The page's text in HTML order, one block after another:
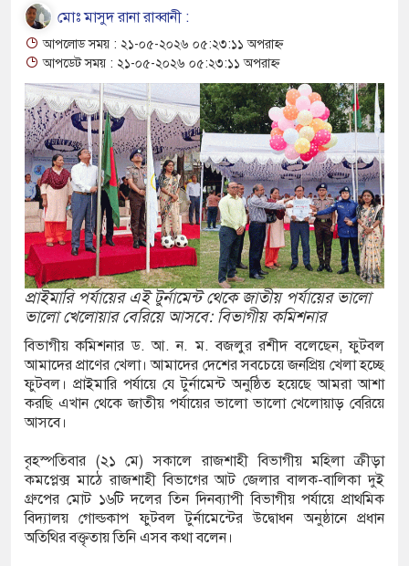
অনিশ্চয়তা, এ বছর নাও হতে পারে: তামিম
বিজিবির অভিযানে বিপুল ভারতীয় মাদক ও
জব্দ
এসএসসি ও সমমানের ফল প্রকাশ- পাসের হার
৫ পেয়েছে ২০৫ জন
মাছ ধরতে গিয়ে বিদ্যুৎস্পৃষ্টে জেলের মৃত্যু, আহত ৩
৫ লাখ ৯৬ হাজার ইয়াবা ও অস্ত্র উদ্ধার, আটক ২
তাৎপর্য ও শিক্ষা : হাফিজ মাছুম আহমদ
বোর্ডের ৫টি স্কুলের সবাই ফেল
অভিযানে হেরোইন-ইয়াবাসহ দুই যুবক গ্রেপ্তার
এসএসসির ফলাফলে বড় ধরনের অবনতি
মোঃ মাসুদ রানা রাব্বানী :
আপলোড সময় : ২১-০৫-২০২৬ ০৫:২৩:১১ অপরাহ্ন
আপডেট সময় : ২১-০৫-২০২৬ ০৫:২৩:১১ অপরাহ্ন
প্রাইমারি পর্যায়ের এই টুর্নামেন্ট থেকে জাতীয় পর্যায়ের ভালো
ভালো খেলোয়ার বেরিয়ে আসবে: বিভাগীয় কমিশনার
বিভাগীয় কমিশনার ড. আ. ন. ম. বজলুর রশীদ বলেছেন, ফুটবল
আমাদের প্রাণের খেলা। আমাদের দেশের সবচেয়ে জনপ্রিয় খেলা হচ্ছে
ফুটবল। প্রাইমারি পর্যায়ে যে টুর্নামেন্ট অনুষ্ঠিত হয়েছে আমরা আশা
করছি এখান থেকে জাতীয় পর্যায়ের ভালো ভালো খেলোয়াড় বেরিয়ে
আসবে।
বৃহস্পতিবার (২১ মে) সকালে রাজশাহী বিভাগীয় মহিলা ক্রীড়া
কমপ্লেক্স মাঠে রাজশাহী বিভাগের আট জেলার বালক-বালিকা দুই
গ্রুপের মোট ১৬টি দলের তিন দিনব্যাপী বিভাগীয় পর্যায়ে প্রাথমিক
বিদ্যালয় গোল্ডকাপ ফুটবল টুর্নামেন্টের উদ্বোধন অনুষ্ঠানে প্রধান
অতিথির বক্তৃতায় তিনি এসব কথা বলেন।